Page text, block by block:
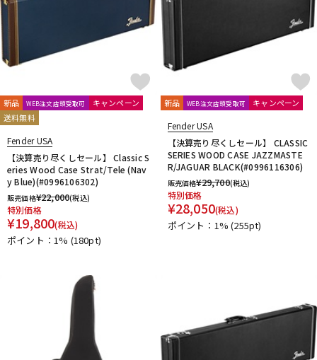
新品 WEB注文店頭受取可
キャンペーン
送料無料
Fender USA
【決算売り尽くしセール】 Classic S
eries Wood Case Strat/Tele (Nav
y Blue)(#0996106302)
販売価格¥22,000(税込)
特別価格
¥19,800(税込)
ポイント：1% (180pt)
新品 WEB注文店頭受取可 キャンペーン
Fender USA
【決算売り尽くしセール】 CLASSIC
SERIES WOOD CASE JAZZMASTE
R/JAGUAR BLACK(#0996116306)
販売価格¥29,700(税込)
特別価格
¥28,050(税込)
ポイント：1%(255pt)